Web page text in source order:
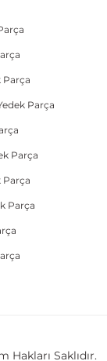
Parça
Parça
Parça
Parça
Parça
Hakları Saklıdır.